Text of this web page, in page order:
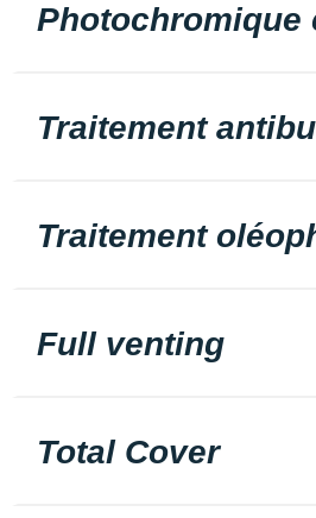
Photochromique
Traitement
Traitement
Full venting
Total Cover